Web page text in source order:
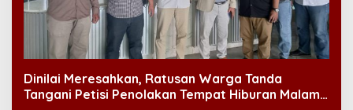
Dinilai Meresahkan, Ratusan Warga Tanda
Tangani Petisi Penolakan Tempat Hiburan Malam